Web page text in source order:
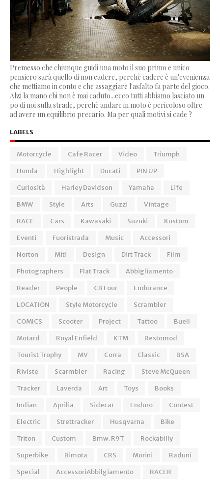
Premesso che chiunque guidi una moto il suo primo e unico
pensiero sarà quello di non cadere, perchè cadere è un'evenienza
che mettiamo in conto e che assaggiare l'asfalto fa parte del gioco.
Alzi la mano chi non è mai caduto...ecco tutti abbiamo lasciato un
po di noi sulla strade, perchè andare in moto è pericoloso oltre
ad avere un equilibrio precario. Ma per quali motivi si cade ?
LABELS
Motorcycle Cafe Racer Video
Triumph
Honda
Highlight Ducati
PIN UP
Curiosità
Harley Davidson Yamaha
Life
BMW
Style Arts Guzzi
Vintage
RACE
Cars Kawasaki Suzuki
Kustom
Eventi
Fuoristrada Music
Accessori
Norton
Miti Design Dirt Track
Film
Photographers
Flat Track
Abbigliamento
Reader
People CB Four
Endurance
LOCATION
Style Motorcycle
Scrambler
COMICS
Scooter Project Tattoo
Buell
Motard
Royal Enfield KTM
Restomod
Tourist Trophy
MV Corra Classic
BSA
Riviste
Scarmbler Racing
Steve McQueen
Tracker
Laverda Art Toys
Books
Indian
Aprilia Sidecar Enduro
Contest
Electric
Strettracker Husqvarna
Bike
Triton
Custom Bmw. R9T
Rockabilly
Superbike
Bimota CRS Morini
Raduni
Special
AccessoriAbbilgiamento
RACER